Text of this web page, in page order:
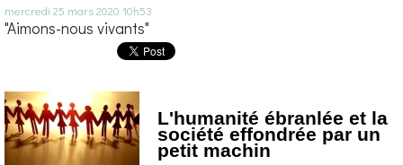
mercredi 25 mars 2020 10h53
"Aimons-nous vivants"
L'humanité ébranlée et la
sociétéeffondrée par un
petit machin